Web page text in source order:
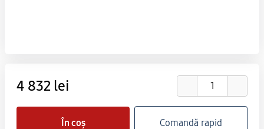
4 832 lei
În coș Comandă rapid